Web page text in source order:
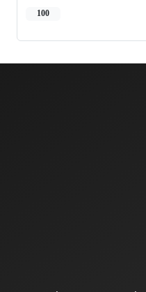
100